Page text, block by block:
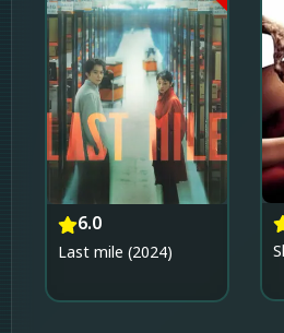
6.0
Last mile (2024)